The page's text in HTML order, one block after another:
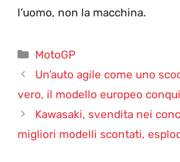
l’uomo, non la macchina.
Categorie
MotoGP
Un’auto agile come uno
vero, il modello europeo
Kawasaki, svendita nei
migliori modelli scontati,